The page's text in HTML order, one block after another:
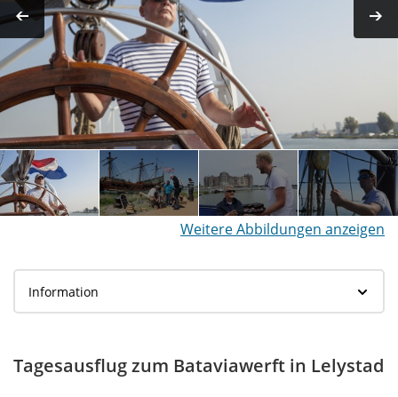
Weitere Abbildungen anzeigen
Tagesausflug zum Bataviawerft in Lelystad